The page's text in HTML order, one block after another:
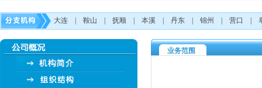
大连 鞍山 抚顺 本溪 丹东 锦州 营口
业务范围